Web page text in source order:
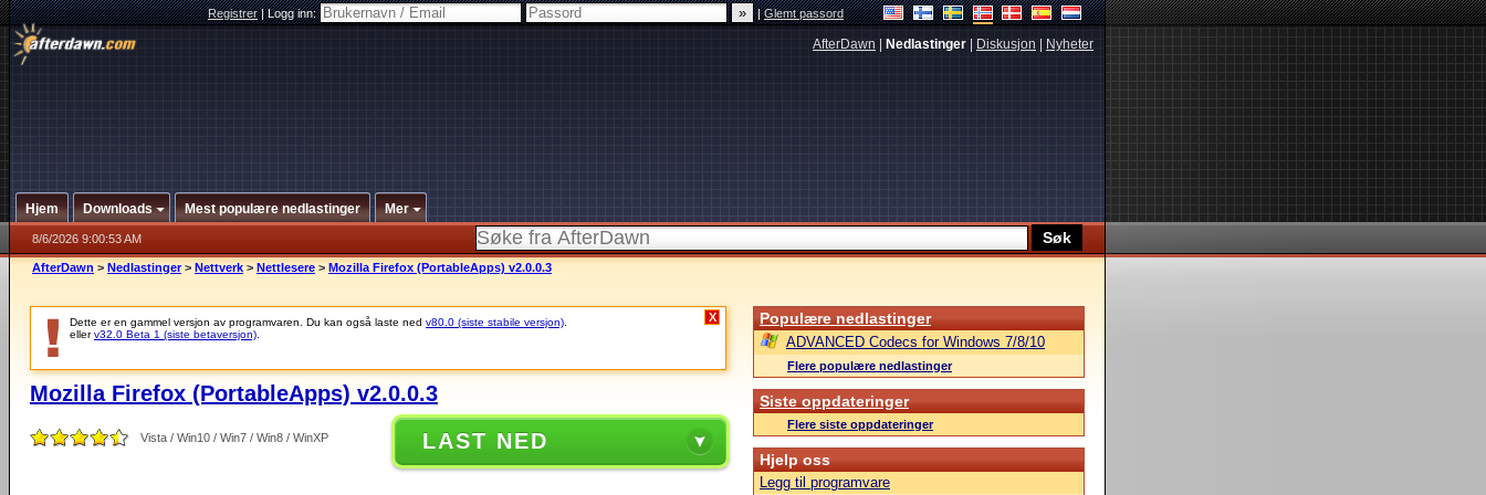
Registrer|Logg inn: |Glemt passord
AfterDawn Nedlastinger Diskusjon Nyheter
Hjem Downloads Mest populære nedlastinger Mer
8/6/2026 9:00:53 AM
AfterDawn > Nedlastinger > Nettverk > Nettlesere > Mozilla Firefox (PortableApps) v2.0.0.3
Dette er en gammel versjon av programvaren. Du kan også laste ned v80.0 (siste stabile versjon)
ellerv32.0 Beta 1 (siste betaversjon)
X
Mozilla Firefox (PortableApps) v2.0.0.3
Vista / Win10 / Win7 / Win8 / WinXP LAST NED
Populære nedlastinger
ADVANCED Codecs for Windows 7/8/10
Flere populære nedlastinger
Siste oppdateringer
Flere siste oppdateringer
Hjelp oss
Legg til programvare